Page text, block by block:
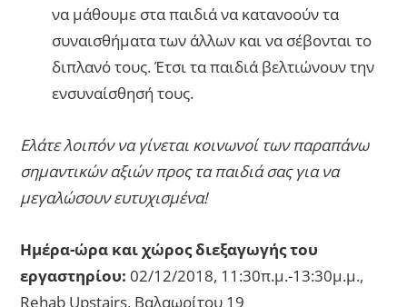
να μάθουμε στα παιδιά να κατανοούν τα
συναισθήματα των άλλων και να σέβονται το
διπλανό τους. Έτσι τα παιδιά βελτιώνουν την
ενσυναίσθησή τους.
Ελάτε λοιπόν να γίνεται κοινωνοί των παραπάνω
σημαντικών αξιών προς τα παιδιά σας για να
μεγαλώσουν ευτυχισμένα!
Ημέρα-ώρα και χώρος διεξαγωγής του
εργαστηρίου:02/12/2018, 11:30π.μ.-13:30μ.μ.,
Rehab Upstairs, Βαλαωρίτου 19